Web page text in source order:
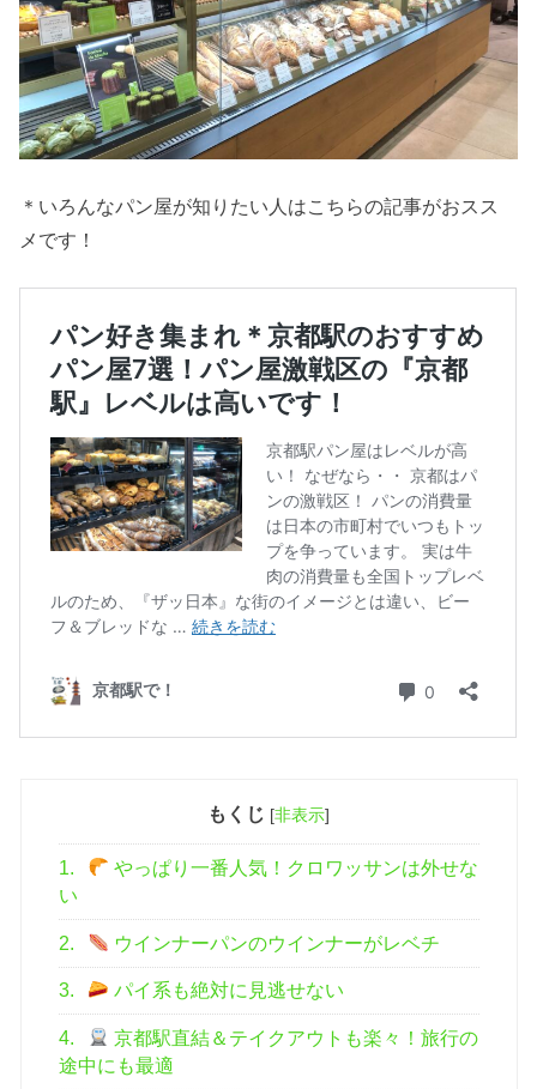
＊いろんなパン屋が知りたい人はこちらの記事がおスス
メです！
もくじ [非表示]
1.
やっぱり一番人気！クロワッサンは外せな
い
2. ウインナーパンのウインナーがレベチ
3. パイ系も絶対に見逃せない
4.
京都駅直結＆テイクアウトも楽々！旅行の
途中にも最適